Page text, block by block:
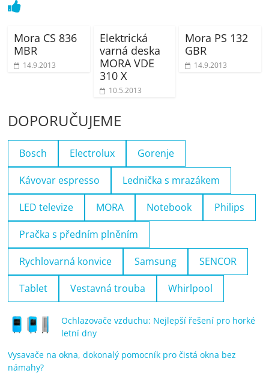
Mora CS 836
MBR
14.9.2013
Elektrická
varná deska
MORA VDE
310 X
10.5.2013
Mora PS 132
GBR
14.9.2013
DOPORUČUJEME
Bosch Electrolux Gorenje
Kávovar espresso Lednička s mrazákem
LED televize MORA Notebook Philips
Pračka s předním plněním
Rychlovarná konvice Samsung SENCOR
Tablet Vestavná trouba Whirlpool
Ochlazovače vzduchu: Nejlepší řešení pro horké
letní dny
Vysavače na okna, dokonalý pomocník pro čistá okna bez
námahy?